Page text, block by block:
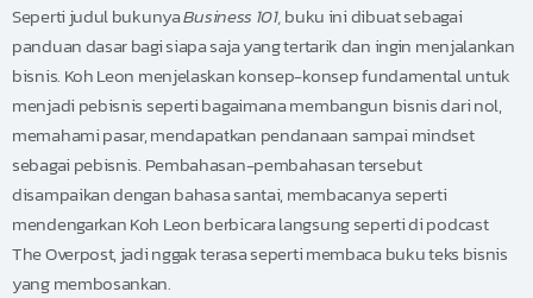
Seperti judul bukunyaBusiness 101,buku ini dibuat sebagai
panduan dasar bagi siapa saja yang tertarik dan ingin menjalankan
bisnis. Koh Leon menjelaskan konsep-konsep fundamental untuk
menjadi pebisnis seperti bagaimana membangun bisnis dari nol,
memahami pasar, mendapatkan pendanaan sampai mindset
sebagai pebisnis. Pembahasan-pembahasan tersebut
disampaikan dengan bahasa santai, membacanya seperti
mendengarkan Koh Leon berbicara langsung seperti di podcast
The Overpost, jadi nggak terasa seperti membaca buku teks bisnis
yang membosankan.